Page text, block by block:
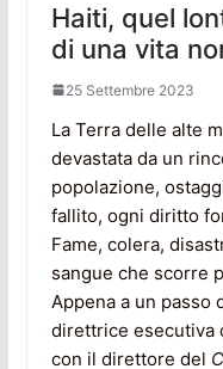
Haiti, quel
di una vita
25 Settembre 2023
La Terra delle alte
devastata da un
popolazione,
fallito, ogni diritto
Fame, colera,
sangue che scorre
Appena a un passo
direttrice esecutiva
con il direttore del